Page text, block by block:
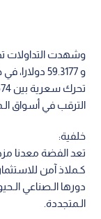
الترقب في أسواق
خلفية:
تعد الفضة معدنا
كـملاذ آمن
دورها الـصناعي
الـمتجددة.